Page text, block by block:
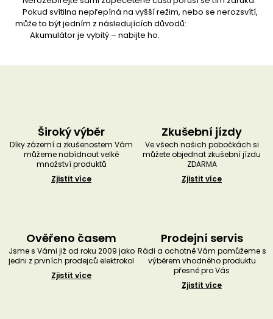
Pokud svítilna nepřepíná na vyšší režim, nebo se nerozsvítí,
může to být jedním z následujících důvodů:
Akumulátor je vybitý – nabijte ho.
Široký výběr
Díky zázemí a zkušenostem Vám
můžeme nabídnout velké
množství produktů
Zjistit více
Zkušební jízdy
Ve všech našich pobočkách si
můžete objednat zkušební jízdu
ZDARMA
Zjistit více
Ověřeno časem
Jsme s Vámi již od roku 2009 jako
jedni z prvních prodejců elektrokol
Zjistit více
Prodejní servis
Rádi a ochotně Vám pomůžeme s
výběrem vhodného produktu
přesně pro Vás
Zjistit více